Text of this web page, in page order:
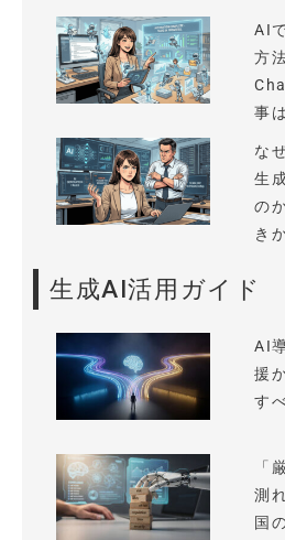
AI
方
事
な
生
の
き
生成AI活用ガイド
AI
援
す
「
測
国